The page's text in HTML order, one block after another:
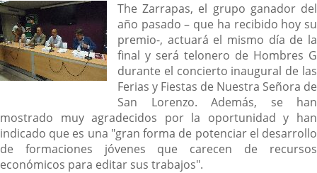
The Zarrapas, el grupo ganador del
año pasado – que ha recibido hoy su
premio-, actuará el mismo día de la
final y será telonero de Hombres G
durante el concierto inaugural de las
Ferias y Fiestas de Nuestra Señora de
San Lorenzo. Además, se han
mostrado muy agradecidos por la oportunidad y han
indicado que es una "gran forma de potenciar el desarrollo
de formaciones jóvenes que carecen de recursos
económicos para editar sus trabajos".